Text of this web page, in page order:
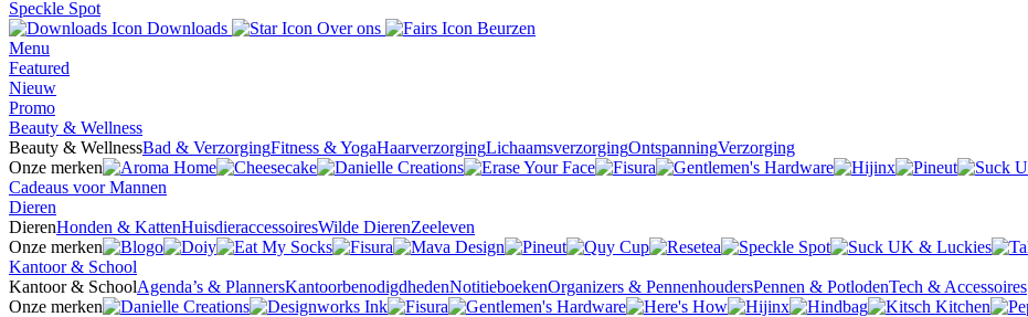
Speckle Spot
Downloads
Over ons
Beurzen
Menu
Featured
Nieuw
Promo
Beauty & Wellness
Beauty & WellnessBad & VerzorgingFitness & YogaHaarverzorgingLichaamsverzorgingOntspanningVerzorging
Onze merken
Cadeaus voor Mannen
Dieren
DierenHonden & KattenHuisdieraccessoiresWilde DierenZeeleven
Onze merken
Kantoor & School
Kantoor & SchoolAgenda’s & PlannersKantoorbenodigdhedenNotitieboekenOrganizers & PennenhoudersPennen & PotlodenTech & Accessoires
Onze merken